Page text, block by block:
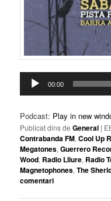
Reproductor
d'àudio
00:00
Podcast: Play in new
Publicat dins de General |
Contrabanda FM,Cool Up
Megatones,Guerrero
Wood, Radio Lliure, Radio
Magnetophones,The
comentari